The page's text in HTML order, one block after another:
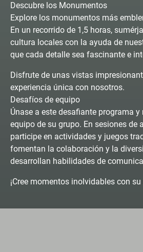
Descubre los Monumentos
Explore los monumentos más
En un recorrido de 1,5 horas,
cultura locales con la ayuda de
que cada detalle sea fascinante e
Disfrute de unas vistas
experiencia única con nosotros.
Desafíos de equipo
Únase a este desafiante programa
equipo de su grupo. En sesiones de
participe en actividades y juegos
fomentan la colaboración y la
desarrollan habilidades de
¡Cree momentos inolvidables con